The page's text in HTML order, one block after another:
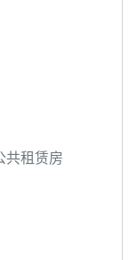
共租赁房